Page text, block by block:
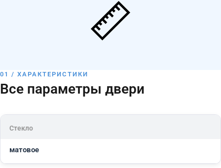
01 / ХАРАКТЕРИСТИКИ
Все параметры двери
Стекло
матовое